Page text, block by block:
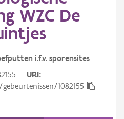
WZC De
i.f.v. sporensites
URI
1082155